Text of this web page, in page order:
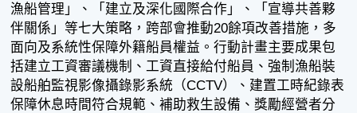
漁船管理」、「建立及深化國際合作」、「宣導共善夥
伴關係」等七大策略，跨部會推動20餘項改善措施，多
面向及系統性保障外籍船員權益。行動計畫主要成果包
括建立工資審議機制、工資直接給付船員、強制漁船裝
設船舶監視影像攝錄影系統（CCTV）、建置工時紀錄表
保障休息時間符合規範、補助救生設備、獎勵經營者分